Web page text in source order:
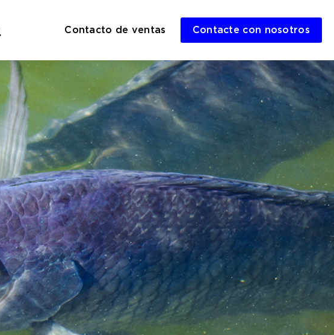
search
form
Contacto de ventas Contacte con nosotros